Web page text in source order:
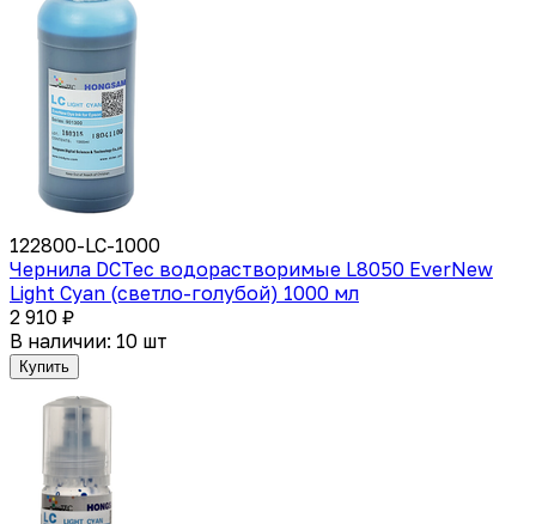
122800-LC-1000
Чернила DCTec водорастворимые L8050 EverNew
Light Cyan (светло-голубой) 1000 мл
2 910 ₽
В наличии: 10 шт
Купить